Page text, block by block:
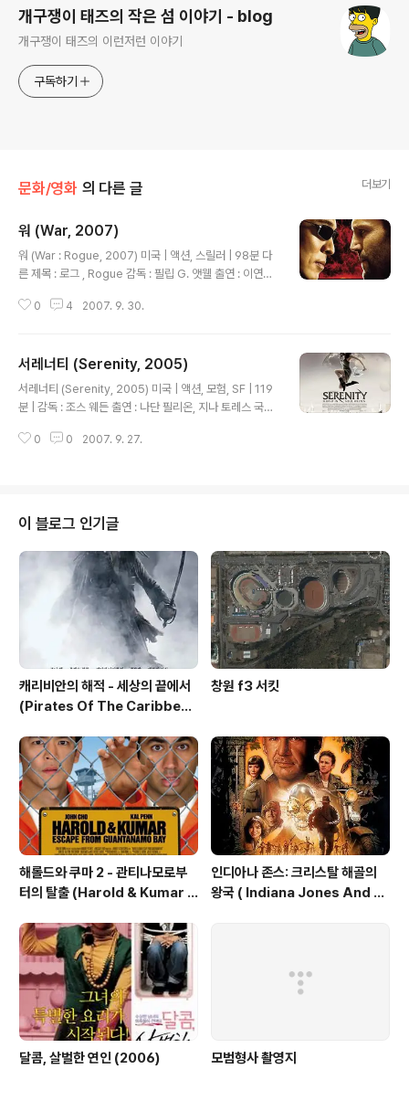
개구쟁이 태즈의 작은 섬 이야기 - blog
개구쟁이 태즈의 이런저런 이야기
구독하기
문화/영화 의 다른 글 더보기
워 (War, 2007)
워 (War : Rogue, 2007) 미국 | 액션, 스릴러 | 98분 다
른 제목 : 로그 , Rogue 감독 : 필립 G. 앳웰 출연 : 이연걸
===================================
데... 전설의 킬러인 로그를 잡기 위해 혈안이 된 잭. 그러던
어느날 파트너와 그의 가족이 로그에게 죽음을 당했다고
믿는다. 3년후 로그가 돌아왔다고 믿는 잭. 야쿠자와 삼합
기. 큰 액션이 없이 후반부까지 무난하게 이어간다. 연결이
0 4 2007. 9. 30.
서레너티 (Serenity, 2005)
서레너티 (Serenity, 2005) 미국 | 액션, 모험, SF | 119
분 | 감독 : 조스 웨든 출연 : 나단 필리온, 지나 토레스 국내
===================================
살기좋은 곳에 정착한 인류는 연합을 이뤄 행성들을 지휘
하고 살기 힘든곳에 정착한 인류는 자신들만의 연합을 구
축한다. 그리고 그 두 단체의 전쟁이 있었다. 전쟁후 연합군
의 비밀병기로 생체실험을 당하던 한 소녀가 사라진다. 그
소녀는 엄청난 비밀을 가지고 있지만..
0 0 2007. 9. 27.
이 블로그 인기글
캐리비안의 해적 - 세상의 끝에서
(Pirates Of The Caribbea
창원 f3 서킷
해롤드와 쿠마 2 - 관티나모로부
터의 탈출 (Harold & Kumar E
Bay, 2008)
인디아나 존스: 크리스탈 해골의
왕국 ( Indiana Jones And T
달콤, 살벌한 연인 (2006) 모범형사 촬영지